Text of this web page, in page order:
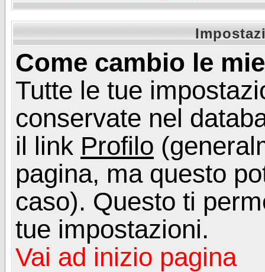
Come cambio le
Tutte le tue
conservate nel
il link Profilo
pagina, ma questo
caso). Questo ti
tue impostazioni.
Vai ad inizio pagina